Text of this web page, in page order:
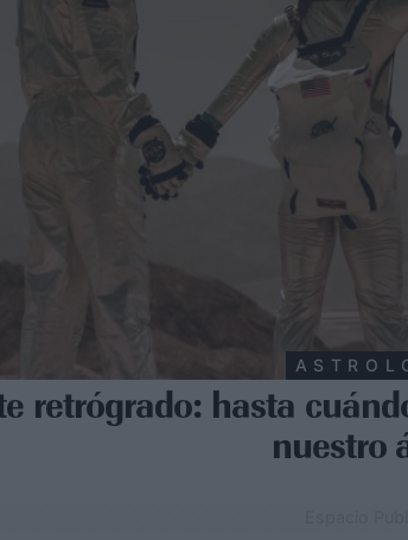
retrógrado: hasta
nuestro